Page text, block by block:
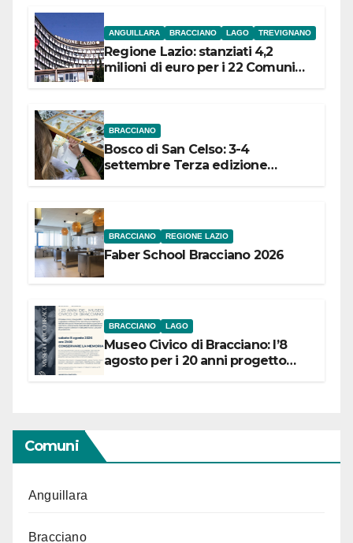
ANGUILLARA BRACCIANO LAGO TREVIGNANO
Regione Lazio: stanziati 4,2
milioni di euro per i 22 Comuni
BRACCIANO
Bosco di San Celso: 3-4
settembre Terza edizione
BRACCIANO REGIONE LAZIO
Faber School Bracciano 2026
BRACCIANO LAGO
Museo Civico di Bracciano: l’8
agosto per i 20 anni progetto
Comuni
Anguillara
Bracciano